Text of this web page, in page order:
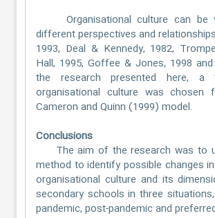
Organisational culture can be
different perspectives and
1993, Deal & Kennedy, 1982,
Hall, 1995, Goffee & Jones, 1998
the research presented here, a
organisational culture was chosen
Cameron and Quinn (1999) model.
Conclusions
The aim of the research was to
method to identify possible changes
organisational culture and its
secondary schools in three
pandemic, post-pandemic and